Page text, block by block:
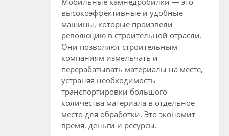
высокоэффективные и удобные
машины, которые произвели
революцию в строительной отрасли.
Они позволяют строительным
компаниям измельчать и
перерабатывать материалы на месте,
устраняя необходимость
транспортировки большого
количества материала в отдельное
место для обработки. Это экономит
время, деньги и ресурсы.